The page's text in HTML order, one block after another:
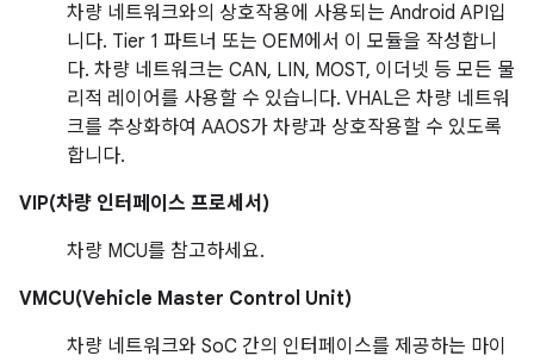
차량 네트워크와의 상호작용에 사용되는 Android API입
니다. Tier 1 파트너 또는 OEM에서 이 모듈을 작성합니
다. 차량 네트워크는 CAN, LIN, MOST, 이더넷 등 모든 물
리적 레이어를 사용할 수 있습니다. VHAL은 차량 네트워
크를 추상화하여 AAOS가 차량과 상호작용할 수 있도록
합니다.
VIP(차량 인터페이스 프로세서)
차량 MCU를 참고하세요.
VMCU(Vehicle Master Control Unit)
차량 네트워크와 SoC 간의 인터페이스를 제공하는 마이